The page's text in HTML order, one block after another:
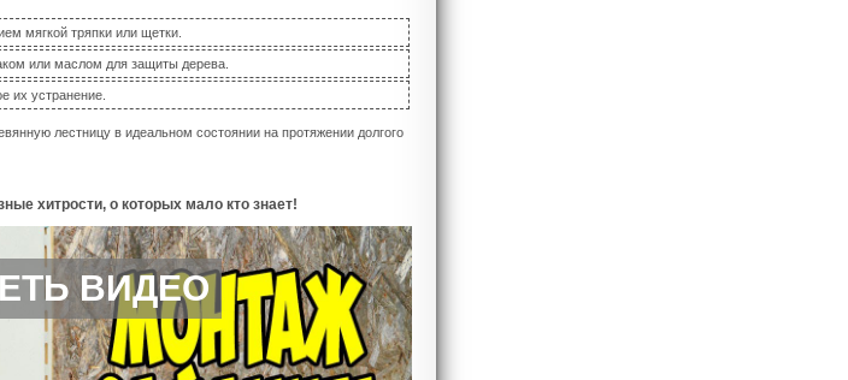
мягкой тряпки или щетки.
или маслом для защиты дерева.
их устранение.
лестницу в идеальном состоянии на протяжении долгого
хитрости, о которых мало кто знает!
ВИДЕО